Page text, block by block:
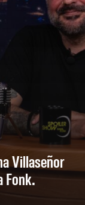
Villaseñor
Fonk.